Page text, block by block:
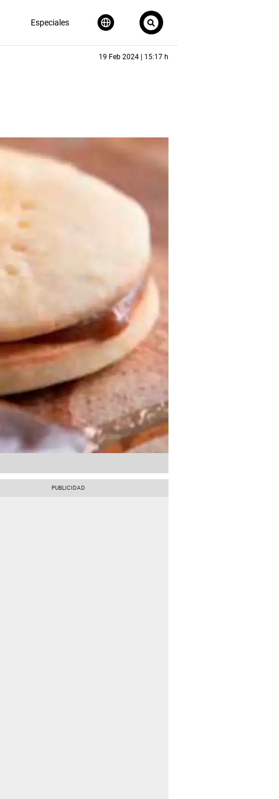
Especiales
19 Feb 2024 | 15:17 h